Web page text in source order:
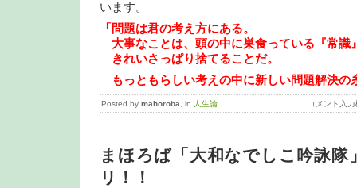
います。
「問題は君の考え方にある。
大事なことは、頭の中に巣食っている『常識
きれいさっぱり捨てることだ。
もっともらしい考えの中に新しい問題解決の
Posted by mahoroba , in 人生論 コメント入力
まほろば「大和なでしこ吟詠隊
リ！！